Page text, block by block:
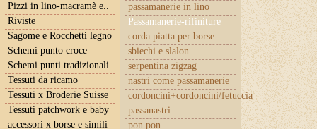
passamanerie in lino
Passamanerie-rifiniture
corda piatta per borse
sbiechi e slalon
serpentina zigzag
nastri come passamanerie
cordoncini+cordoncini/fetuccia
passanastri
pon pon
Pizzi in lino-macramè e..
Riviste
Sagome e Rocchetti legno
Schemi punto croce
Schemi punti tradizionali
Tessuti da ricamo
Tessuti x Broderie Suisse
Tessuti patchwork e baby
accessori x borse e simili